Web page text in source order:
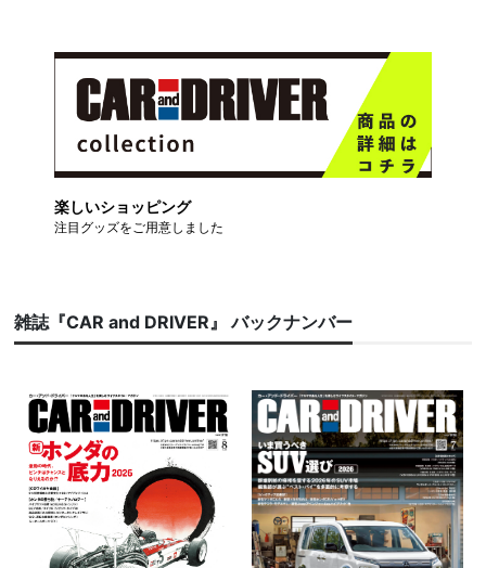
楽しいショッピング
注目グッズをご用意しました
雑誌『CAR and DRIVER』 バックナンバー